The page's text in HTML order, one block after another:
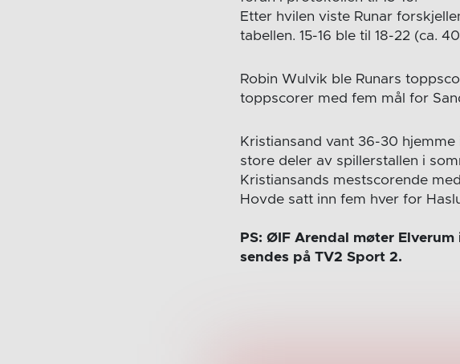
Etter hvilen viste Runar
tabellen. 15-16 ble til 18-22 (ca.
Robin Wulvik ble Runars
toppscorer med fem mål for
Kristiansand vant 36-30
store deler av spillerstallen i
Kristiansands mestscorende
Hovde satt inn fem hver for
PS: ØIF Arendal møter
sendes på TV2 Sport 2.